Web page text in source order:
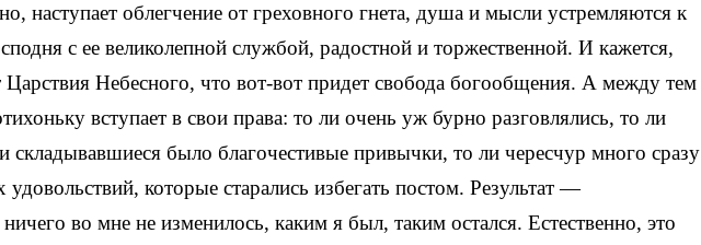
наступает облегчение от греховного гнета, душа и мысли устремляются к
с ее великолепной службой, радостной и торжественной. И кажется,
Небесного, что вот-вот придет свобода богообщения. А между тем
вступает в свои права: то ли очень уж бурно разговлялись, то ли
складывавшиеся было благочестивые привычки, то ли чересчур много сразу
удовольствий, которые старались избегать постом. Результат —
во мне не изменилось, каким я был, таким остался. Естественно, это